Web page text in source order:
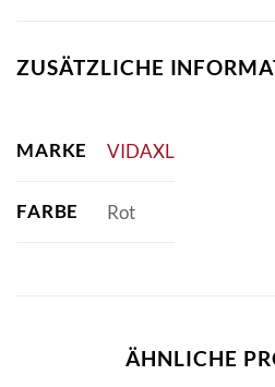
ZUSÄTZLICHE
MARKE VIDAXL
FARBE Rot
ÄHNLICHE